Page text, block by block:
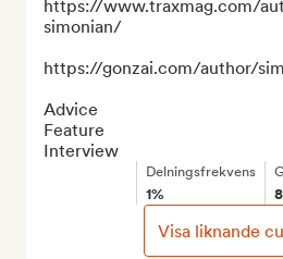
https://www.traxmag.com/
simonian/
https://gonzai.com/author/
Advice
Feature
Interview
Delningsfrekvens
1%
Visa liknande